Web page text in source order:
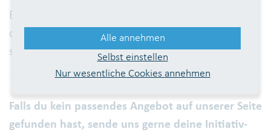
Bitte bewirb dich rechtzeitig – gerne mindestens
drei Monate im Voraus – da die Nachfrage bei uns
sehr hoch ist.
Falls du kein passendes Angebot auf unserer Seite
gefunden hast, sende uns gerne deine Initiativ-
Alle annehmen
Selbst einstellen
Nur wesentliche Cookies annehmen